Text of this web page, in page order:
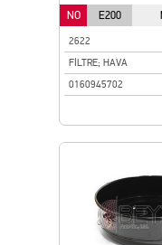
NO E200
2622
FİLTRE; HAVA
0160945702